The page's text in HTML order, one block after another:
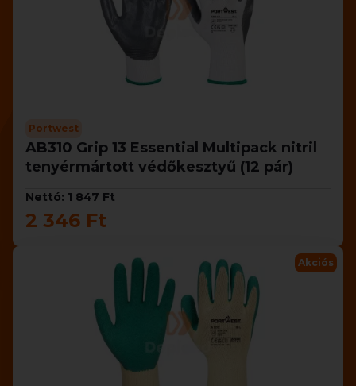
Portwest
AB310 Grip 13 Essential Multipack nitril
tenyérmártott védőkesztyű (12 pár)
Nettó: 1 847 Ft
2 346 Ft
Akciós